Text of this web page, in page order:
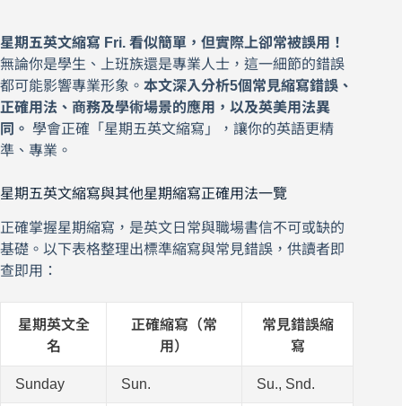
星期五英文縮寫 Fri. 看似簡單，但實際上卻常被誤用！
無論你是學生、上班族還是專業人士，這一細節的錯誤
都可能影響專業形象。 本文深入分析5個常見縮寫錯誤、
正確用法、商務及學術場景的應用，以及英美用法異
同。 學會正確「星期五英文縮寫」，讓你的英語更精
準、專業。
星期五英文縮寫與其他星期縮寫正確用法一覽
正確掌握星期縮寫，是英文日常與職場書信不可或缺的
基礎。以下表格整理出標準縮寫與常見錯誤，供讀者即
查即用：
星期英文全
名
正確縮寫（常
用）
常見錯誤縮
寫
Sunday Sun. Su., Snd.